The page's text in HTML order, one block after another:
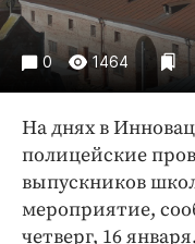
Спорт
Экономика и
ПРОЕКТЫ
Блоги
Издания
Интересное
0 1464
На днях в
полицейские
выпускников
мероприятие,
четверг, 16 января.